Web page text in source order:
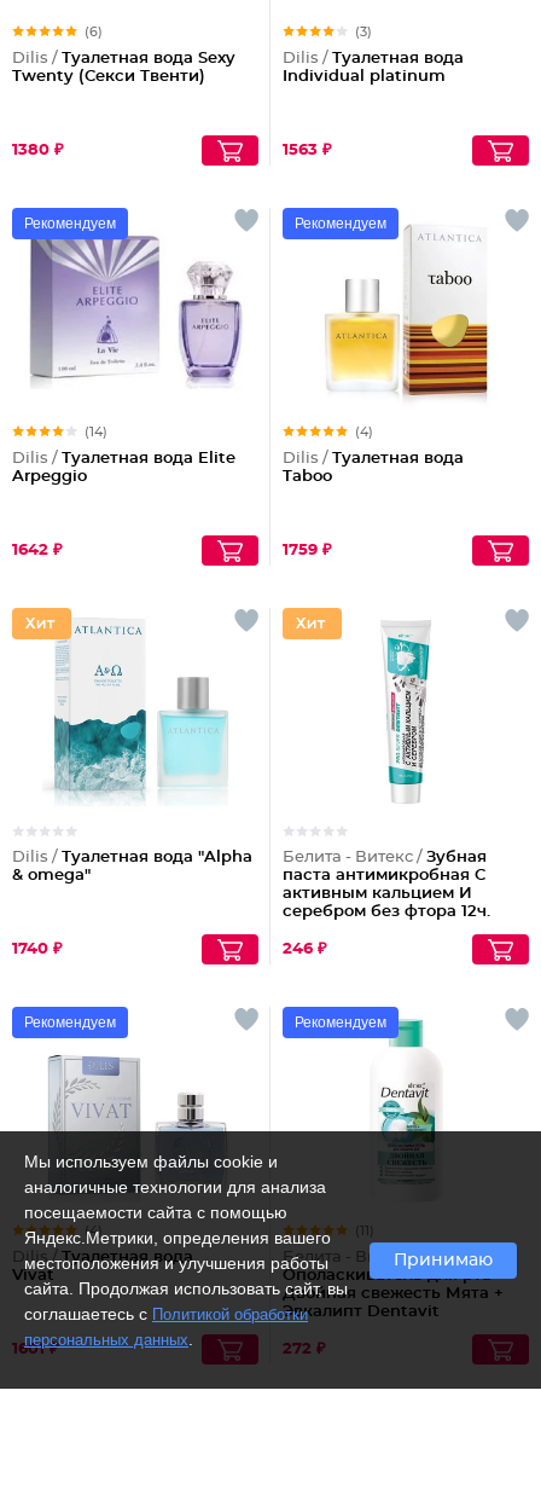
(6)
Dilis / Туалетная вода Sexy
Twenty (Секси Твенти)
1380 ₽
(3)
Dilis / Туалетная вода
Individual platinum
1563 ₽
Рекомендуем
(14)
Dilis / Туалетная вода Elite
Arpeggio
1642 ₽
Рекомендуем
(4)
Dilis / Туалетная вода
Taboo
1759 ₽
Dilis / Туалетная вода "Alpha
& omega"
1740 ₽
Белита - Витекс / Зубная
паста антимикробная С
активным кальцием И
серебром без фтора 12ч.
246 ₽
Рекомендуем
(4)
Dilis /Туалетная вода
Vivat
1601 ₽
Рекомендуем
(11)
Белита - Витекс /
Ополаскиватель для рта
Двойная свежесть Мята +
Эвкалипт Dentavit
272 ₽
Мы используем файлы cookie и
аналогичные технологии для анализа
посещаемости сайта с помощью
Яндекс.Метрики, определения вашего
местоположения и улучшения работы
сайта. Продолжая использовать сайт, вы
соглашаетесь с Политикой обработки
персональных данных
Принимаю